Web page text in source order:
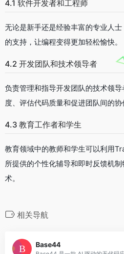
4.1 软件开发者和工程师
无论是新手还是经验丰富的专业人
的支持，让编程变得更加轻松愉快。
4.2 开发团队和技术领导者
负责管理和指导开发团队的技术领
度、评估代码质量和促进团队间的协
4.3 教育工作者和学生
教育领域中的教师和学生可以利用
所提供的个性化辅导和即时反馈机
术。
相关导航
Base44